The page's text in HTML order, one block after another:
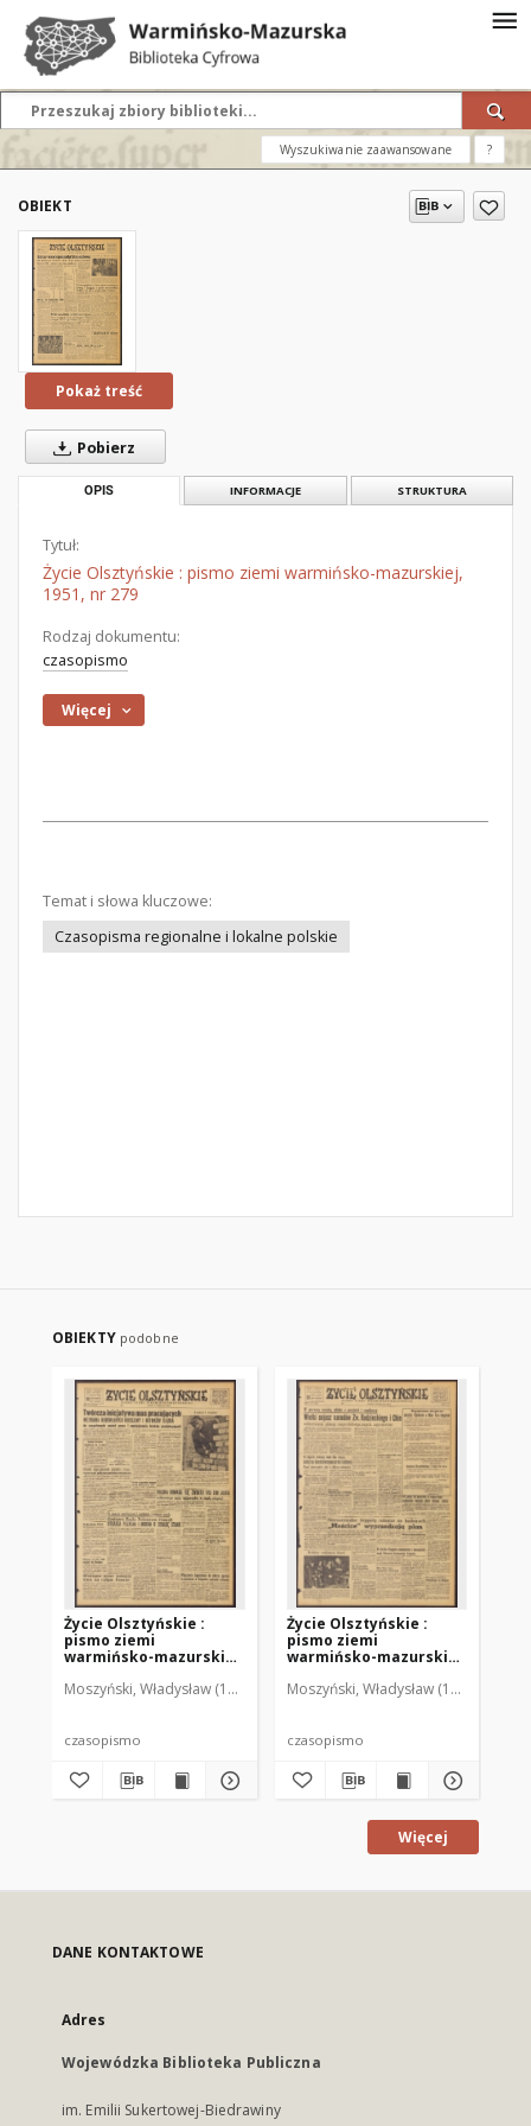
Wyszukiwanie zaawansowane ?
OBIEKT
Pokaż treść
Pobierz
OPIS INFORMACJE STRUKTURA
Tytuł:
Życie Olsztyńskie : pismo ziemi warmińsko-mazurskiej,
1951, nr 279
Rodzaj dokumentu:
czasopismo
Więcej
Temat i słowa kluczowe:
Czasopisma regionalne i lokalne polskie
OBIEKTY podobne
Życie Olsztyńskie :
pismo ziemi
warmińsko-mazurskiej,
Moszyński, Władysław (1922-2001). Red. Mroczkowski, Włodzimierz
czasopismo
Życie Olsztyńskie :
pismo ziemi
warmińsko-mazurskiej,
Moszyński, Władysław (1922-2001).
czasopismo
Więcej
DANE KONTAKTOWE
Adres
Wojewódzka Biblioteka Publiczna
im. Emilii Sukertowej-Biedrawiny